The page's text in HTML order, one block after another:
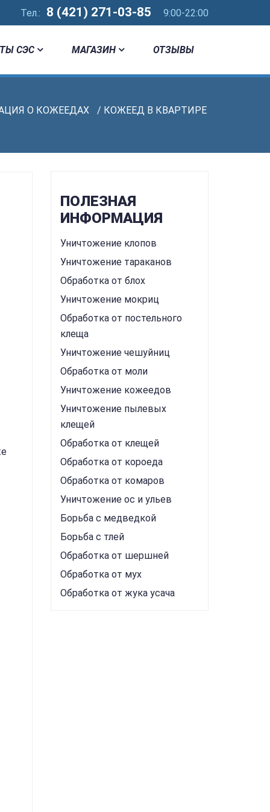
Тел.: 8 (421) 271-03-85 9:00-22:00
СЭС МАГАЗИН ОТЗЫВЫ
О КОЖЕЕДАХ / КОЖЕЕД В КВАРТИРЕ
ПОЛЕЗНАЯ
ИНФОРМАЦИЯ
Уничтожение клопов
Уничтожение тараканов
Обработка от блох
Уничтожение мокриц
Обработка от постельного
клеща
Уничтожение чешуйниц
Обработка от моли
Уничтожение кожеедов
Уничтожение пылевых
клещей
Обработка от клещей
Обработка от короеда
Обработка от комаров
Уничтожение ос и ульев
Борьба с медведкой
Борьба с тлей
Обработка от шершней
Обработка от мух
Обработка от жука усача